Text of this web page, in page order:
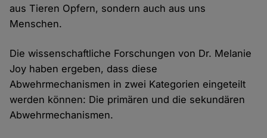
aus Tieren Opfern, sondern auch aus uns
Menschen.
Die wissenschaftliche Forschungen von Dr. Melanie
Joy haben ergeben, dass diese
Abwehrmechanismen in zwei Kategorien eingeteilt
werden können: Die primären und die sekundären
Abwehrmechanismen.